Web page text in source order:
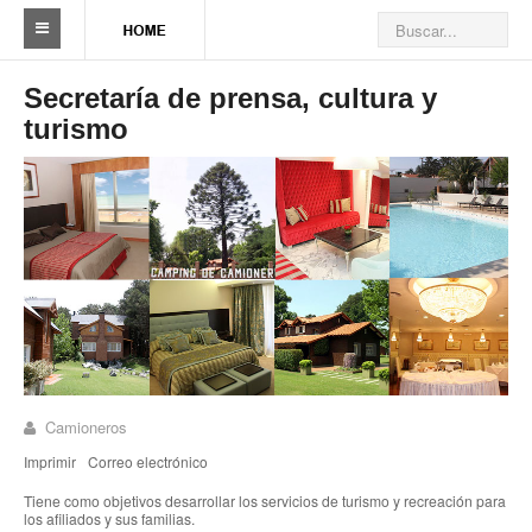
Sindicato
Reseña histórica
Autoridades
Delegaciones
Seccionales
Ramas por actividad
Camioneros solidarios
Galería de Delegaciones y Seccionales
Galería de videos
Videos de prevención
Secretaría de prensa, cultura y
turismo
Camioneros
Imprimir Correo electrónico
Tiene como objetivos desarrollar los servicios de turismo y recreación para
los afiliados y sus familias.